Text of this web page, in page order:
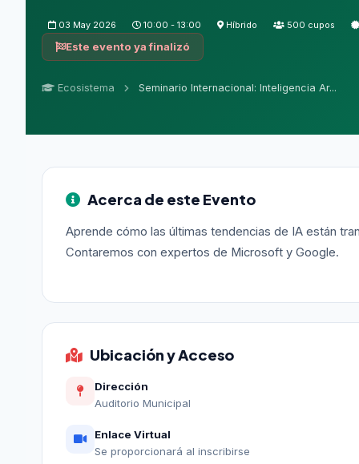
03 May 2026 10:00 - 13:00 Híbrido 500 cupos
Este evento ya finalizó
Ecosistema Seminario Internacional: Inteligencia Ar...
Acerca de este Evento
Aprende cómo las últimas tendencias de IA están
Contaremos con expertos de Microsoft y Google.
Ubicación y Acceso
Dirección
Auditorio Municipal
Enlace Virtual
Se proporcionará al inscribirse